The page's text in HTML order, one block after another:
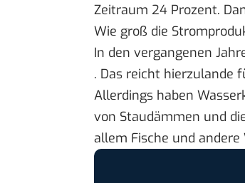
Zeitraum 24 Prozent.
Wie groß die
In den vergangenen
. Das reicht hierzulande
Allerdings haben
von Staudämmen und
allem Fische und